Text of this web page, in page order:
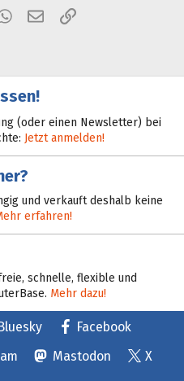
WhatsApp
E-MailLink
(oder einen Newsletter) bei
Jetzt anmelden!
und verkauft deshalb keine
erfahren!
schnelle, flexible und
Mehr dazu!
Bluesky
Facebook
Mastodon
X